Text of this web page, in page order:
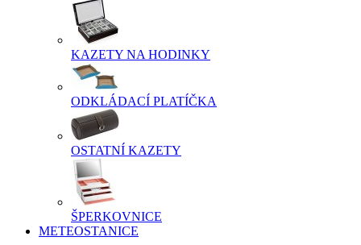
KAZETY NA HODINKY
ODKLÁDACÍ PLATÍČKA
OSTATNÍ KAZETY
ŠPERKOVNICE
METEOSTANICE